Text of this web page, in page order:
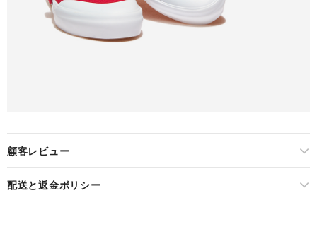
顧客レビュー
配送と返金ポリシー